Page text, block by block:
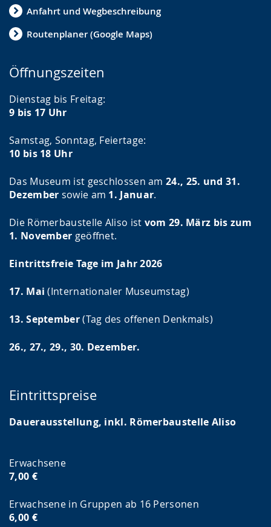
Anfahrt und Wegbeschreibung
Routenplaner (Google Maps)
Öffnungszeiten
Dienstag bis Freitag:
9 bis 17 Uhr
Samstag, Sonntag, Feiertage:
10 bis 18 Uhr
Das Museum ist geschlossen am 24., 25. und 31.
Dezember sowie am 1. Januar.
Die Römerbaustelle Aliso ist vom 29. März bis zum
1. November geöffnet.
Eintrittsfreie Tage im Jahr 2026
17. Mai(Internationaler Museumstag)
13. September(Tag des offenen Denkmals)
26., 27., 29., 30. Dezember.
Eintrittspreise
Dauerausstellung, inkl. Römerbaustelle Aliso
Erwachsene
7,00 €
Erwachsene in Gruppen ab 16 Personen
6,00 €